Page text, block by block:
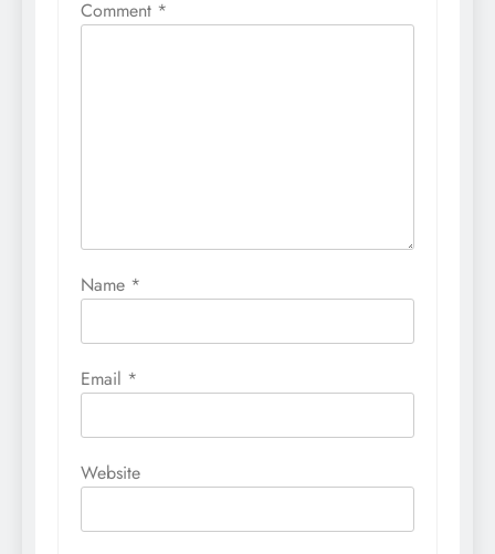
Comment *
Name *
Email *
Website